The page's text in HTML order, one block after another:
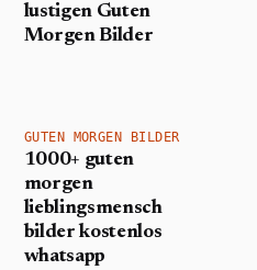
lustigen Guten
Morgen Bilder
GUTEN MORGEN BILDER
1000+ guten
morgen
lieblingsmensch
bilder kostenlos
whatsapp